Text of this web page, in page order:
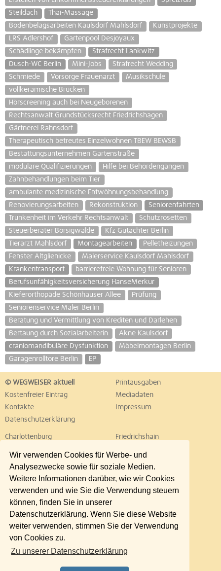
Wir verwenden Cookies für Werbe- und
Analysezwecke sowie für soziale Medien.
Weitere Informationen darüber, wie wir Cookies
verwenden und wie Sie die Verwendung steuern
können, finden Sie in unserer
Datenschutzerklärung. Wenn Sie diese Website
weiter verwenden, stimmen Sie der Verwendung
von Cookies zu.
Zu unserer Datenschutzerklärung
Steildach
Thai-Massage
Bodenbelagsarbeiten Kaulsdorf Mahlsdorf
Kunstprojekte
LRS Adlershof
Gartenpool Desjoyaux
Schädlinge bekämpfen
Strafrecht Lankwitz
Dusch-WC Berlin
Mini-Jobs
Strafrecht Wedding
Schmiede
Vorsorge Frauenarzt
Musikschule
vollkeramische Brücken
Hörscreening auch bei Neugeborenen
Rechtsanwalt Grundstücksrecht Friedrichshagen
Gärtnerei Rahnsdorf
Therapeutisch betreutes Einzelwohnen TBEW BEWSB
Bestattungsunternehmen Gartenstraße
modulare Qualifizierungen
Hilfe bei Behördengängen
Zahnbehandlungen beim Tier
ambulante medizinische Entwöhnungsbehandlung
Renovierungsarbeiten
Rekonstruktion
Seniorenfahrten
Trunkenheit im Verkehr Rechtsanwalt
Schutzrosetten
Steuerberater Borsigwalde
Kfz Gutachter Berlin
Tierarzt Mahlsdorf
Montagearbeiten
Pelletheizungen
Fenster Altglienicke
Malerservice Kaulsdorf Mahlsdorf
Krankentransport
barrierefreie Wohnung für Senioren
Berufsunfähigkeitsversicherung HanseMerkur
Kieferorthopäde Schönhauser Allee
Prüfung
Seniorenservice Maler Berlin
Beratung und Vermittlung von Krediten und Darlehen
Bertaung durch Sozialarbeiterin
Akne Kaulsdorf
craniomandibuläre Dysfunktion
Möbelmontagen Berlin
Garagenrolltore Berlin
EP
© WEGWEISER aktuell
Printausgaben
Kostenfreier Eintrag
Mediadaten
Kontakte
Impressum
Datenschutzerklärung
Charlottenburg
Friedrichshain
Lichtenberg
Marzahn
Neukölln
Pankow
Reinickendorf
Schöneberg
Spandau
Steglitz
Tempelhof
Treptow
Umland Ost